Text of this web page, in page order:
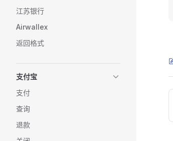
江苏银行
Airwallex
返回格式
支付宝
支付
查询
退款